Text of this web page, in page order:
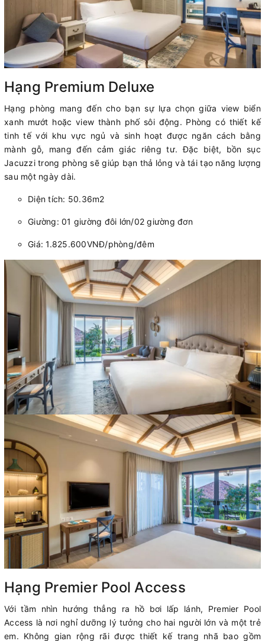
Hạng Premium Deluxe
Hạng phòng mang đến cho bạn sự lựa chọn giữa view biển
xanh mướt hoặc view thành phố sôi động. Phòng có thiết kế
tinh tế với khu vực ngủ và sinh hoạt được ngăn cách bằng
mành gỗ, mang đến cảm giác riêng tư. Đặc biệt, bồn sục
Jacuzzi trong phòng sẽ giúp bạn thả lỏng và tái tạo năng lượng
sau một ngày dài.
Diện tích: 50.36m2
Giường: 01 giường đôi lớn/02 giường đơn
Giá: 1.825.600VNĐ/phòng/đêm
Hạng Premier Pool Access
Với tầm nhìn hướng thẳng ra hồ bơi lấp lánh, Premier Pool
Access là nơi nghỉ dưỡng lý tưởng cho hai người lớn và một trẻ
em. Không gian rộng rãi được thiết kế trang nhã bao gồm